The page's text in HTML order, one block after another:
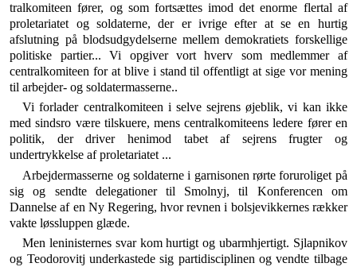
tralkomiteen fører, og som fortsættes imod det enorme flertal af
proletariatet og soldaterne, der er ivrige efter at se en hur­tig
afslutning på blodsudgydelserne mellem demokratiets for­skellige
politiske partier... Vi opgiver vort hverv som medlemmer af
centralkomiteen for at blive i stand til offentligt at sige vor mening
til arbejder- og soldatermasserne..
Vi forlader centralkomiteen i selve sejrens øjeblik, vi kan ikke
med sindsro være tilskuere, mens centralkomiteens ledere fører en
politik, der driver henimod tabet af sejrens frugter og
undertrykkelse af proletariatet ...
Arbejdermasserne og soldaterne i garnisonen rørte foruroliget på
sig og sendte delegationer til Smolnyj, til Konferencen om
Dannelse af en Ny Regering, hvor revnen i bolsjevikkernes rækker
vakte løssluppen glæde.
Men leninisternes svar kom hurtigt og ubarmhjertigt. Sjlapnikov
og Teodorovitj underkastede sig partidisci­plinen og vendte tilbage